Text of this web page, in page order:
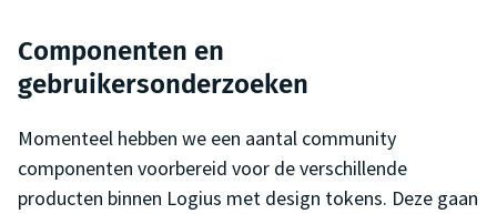
Componenten en
gebruikersonderzoeken
Momenteel hebben we een aantal community
componenten voorbereid voor de verschillende
producten binnen Logius met design tokens. Deze gaan